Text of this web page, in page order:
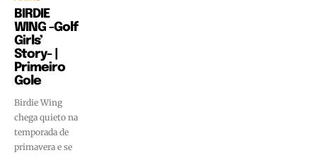
BIRDIE
WING -Golf
Girls’
Story- |
Primeiro
Gole
Birdie Wing
chega quieto na
temporada de
primavera e se